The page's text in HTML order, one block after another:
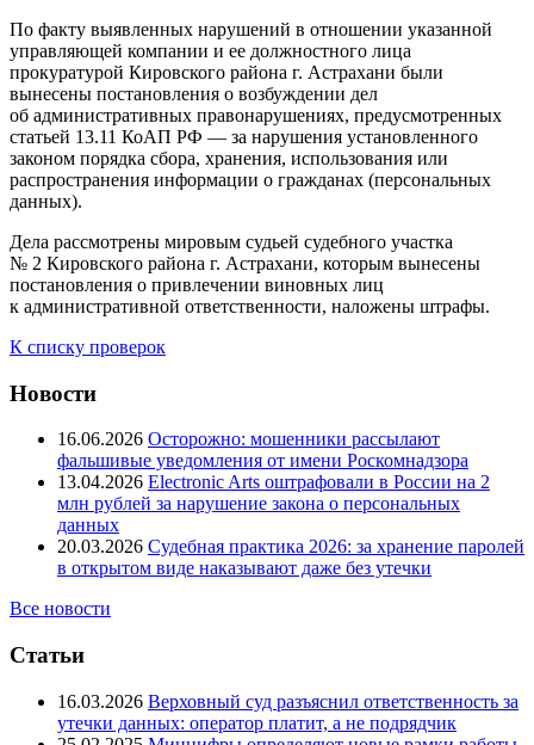
По факту выявленных нарушений в отношении указанной
управляющей компании и ее должностного лица
прокуратурой Кировского района г. Астрахани были
вынесены постановления о возбуждении дел
об административных правонарушениях, предусмотренных
статьей 13.11 КоАП РФ — за нарушения установленного
законом порядка сбора, хранения, использования или
распространения информации о гражданах (персональных
данных).
Дела рассмотрены мировым судьей судебного участка
№ 2 Кировского района г. Астрахани, которым вынесены
постановления о привлечении виновных лиц
к административной ответственности, наложены штрафы.
К списку проверок
Новости
16.06.2026 Осторожно: мошенники рассылают
фальшивые уведомления от имени Роскомнадзора
13.04.2026 Electronic Arts оштрафовали в России на 2
млн рублей за нарушение закона о персональных
данных
20.03.2026 Судебная практика 2026: за хранение паролей
в открытом виде наказывают даже без утечки
Все новости
Статьи
16.03.2026 Верховный суд разъяснил ответственность за
утечки данных: оператор платит, а не подрядчик